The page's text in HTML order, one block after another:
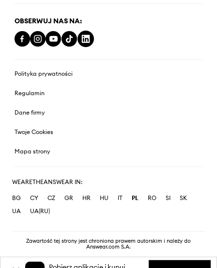
OBSERWUJ NAS NA:
Polityka prywatności
Regulamin
Dane firmy
Twoje Cookies
Mapa strony
WEARETHEANSWEAR IN:
BG CY CZ GR HR HU IT PL RO SI
SK
UA
UA(RU)
Zawartość tej strony jest chroniona prawem autorskim i należy do
Answear.com S.A.